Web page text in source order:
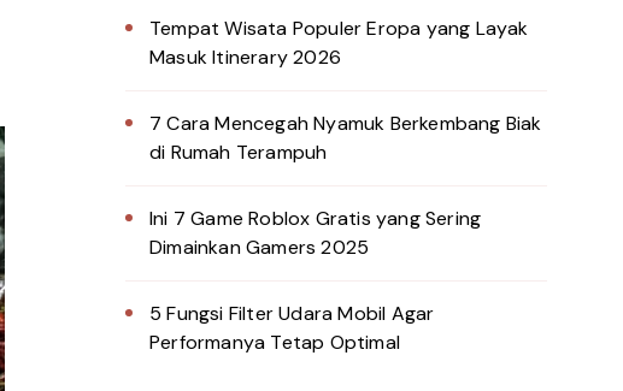
Tempat Wisata Populer Eropa yang Layak
Masuk Itinerary 2026
7 Cara Mencegah Nyamuk Berkembang Biak
di Rumah Terampuh
Ini 7 Game Roblox Gratis yang Sering
Dimainkan Gamers 2025
5 Fungsi Filter Udara Mobil Agar
Performanya Tetap Optimal